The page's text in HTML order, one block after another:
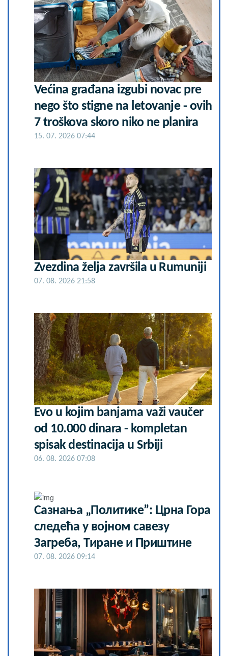
Većina građana izgubi novac pre
nego što stigne na letovanje - ovih
7 troškova skoro niko ne planira
15. 07. 2026 07:44
Zvezdina želja završila u Rumuniji
07. 08. 2026 21:58
Evo u kojim banjama važi vaučer
od 10.000 dinara - kompletan
spisak destinacija u Srbiji
06. 08. 2026 07:08
Сазнања „Политике”: Црна Гора
следећа у војном савезу
Загреба, Тиране и Приштине
07. 08. 2026 09:14